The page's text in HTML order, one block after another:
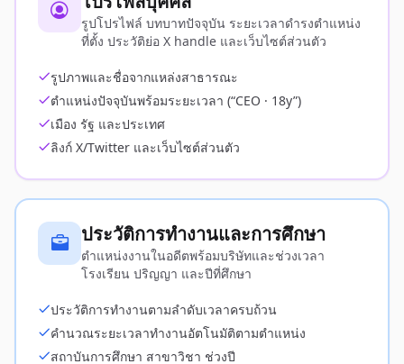
รูปโปรไฟล์ บทบาทปัจจุบัน ระยะเวลาดำรงตำแหน่ง
ที่ตั้ง ประวัติย่อ X handle และเว็บไซต์ส่วนตัว
รูปภาพและชื่อจากแหล่งสาธารณะ
ตำแหน่งปัจจุบันพร้อมระยะเวลา (“CEO · 18y”)
เมือง รัฐ และประเทศ
ลิงก์ X/Twitter และเว็บไซต์ส่วนตัว
ประวัติการทำงานและการศึกษา
ตำแหน่งงานในอดีตพร้อมบริษัทและช่วงเวลา
โรงเรียน ปริญญา และปีที่ศึกษา
ประวัติการทำงานตามลำดับเวลาครบถ้วน
คำนวณระยะเวลาทำงานอัตโนมัติตามตำแหน่ง
สถาบันการศึกษา สาขาวิชา ช่วงปี